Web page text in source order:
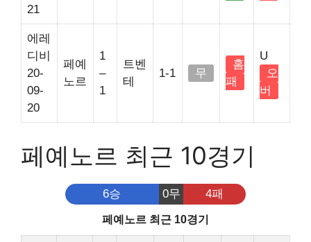
21
에레
디비
20-
09-
20
페예
노르
1
–
1
트벤
테
1-1 무
홈
패
U
오
버
페예노르 최근 10경기
6승 0무 4패
페예노르 최근 10경기